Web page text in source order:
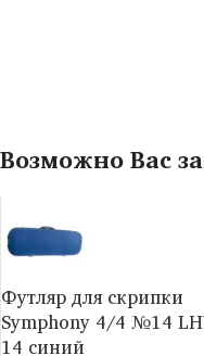
Возможно Вас
Футляр для скрипки
Symphony 4/4 №14
14 синий